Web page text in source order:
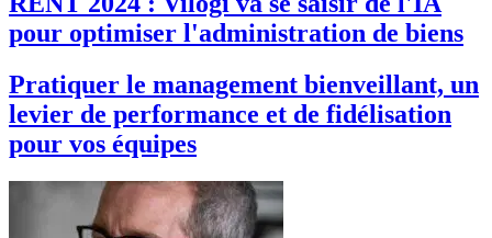
pour optimiser l'administration de biens
Pratiquer le management bienveillant, un
levier de performance et de fidélisation
pour vos équipes